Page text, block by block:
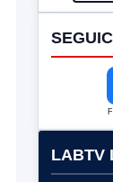
LABTV